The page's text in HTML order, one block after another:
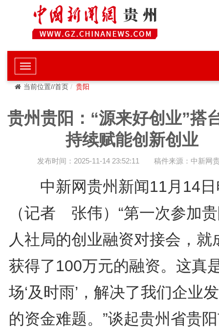
当前位置//首页 贵阳
贵州贵阳：“源来好创业”搭
持续赋能创新创业
发布时间：2025-11-14 23:52:11 稿件来源：中新网
中新网贵州新闻11月14
（记者 张伟）“第一次参加
人社局的创业融资对接会，就
获得了100万元的融资。这真
场‘及时雨’，解决了我们企业
的资金难题。”谈起贵州省贵